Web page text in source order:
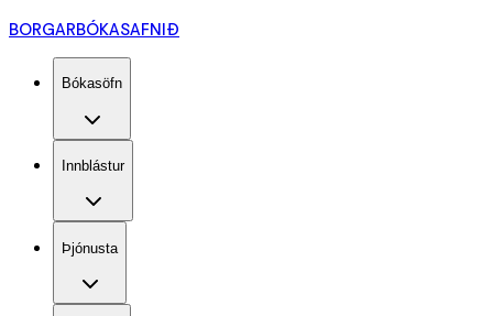
BORGARBÓKASAFNIÐ
Bókasöfn
Innblástur
Þjónusta